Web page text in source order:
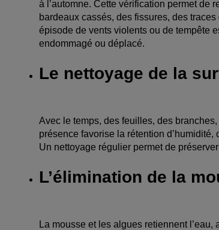
à l’automne. Cette vérification permet de
bardeaux cassés, des fissures, des
épisode de vents violents ou de tempête
endommagé ou déplacé.
Le nettoyage de la
Avec le temps, des feuilles, des
présence favorise la rétention
Un nettoyage régulier permet de
L’élimination de la
La mousse et les algues retiennent